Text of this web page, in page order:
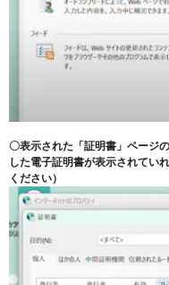
〇表示された「証明書」ページ
した電子証明書が表示されてい
ください）